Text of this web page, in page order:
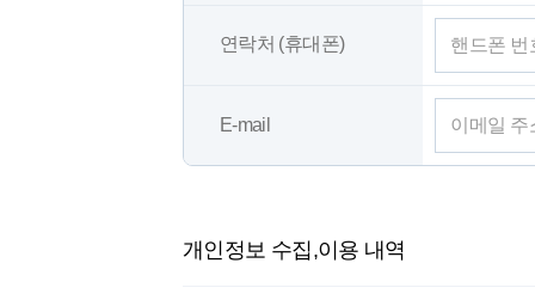
연락처 (휴대폰)
E-mail
개인정보 수집,이용 내역